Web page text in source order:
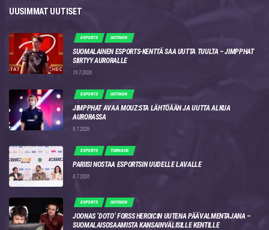
UUSIMMAT UUTISET
ESPORTS UUTINEN
SUOMALAINEN ESPORTS-KENTTÄ SAA UUTTA TUULTA – JIMPPHAT
SIIRTYY AURORALLE
19.7.2026
ESPORTS UUTINEN
JIMPPHAT AVAA MOUZ:STA LÄHTÖÄÄN JA UUTTA ALKUA
AURORASSA
9.7.2026
ESPORTS TURNAUS
PARIISI NOSTAA ESPORTSIN UUDELLE LAVALLE
8.7.2026
ESPORTS UUTINEN
JOONAS ‘DOTO’ FORSS HEROICIN UUTENA PÄÄVALMENTAJANA –
SUOMALAISOSAAMISTA KANSAINVÄLISILLE KENTILLE